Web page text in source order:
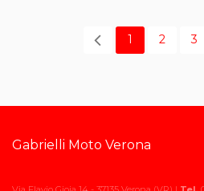
1 2 3
Gabrielli Moto Verona